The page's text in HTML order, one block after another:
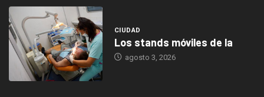
CIUDAD
Los stands móviles de la
agosto 3, 2026